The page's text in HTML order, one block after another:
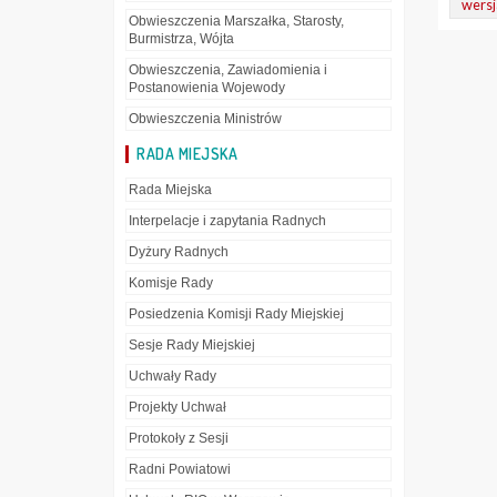
Obwieszczenia Marszałka, Starosty,
Burmistrza, Wójta
Obwieszczenia, Zawiadomienia i
Postanowienia Wojewody
Obwieszczenia Ministrów
RADA MIEJSKA
Rada Miejska
Interpelacje i zapytania Radnych
Dyżury Radnych
Komisje Rady
Posiedzenia Komisji Rady Miejskiej
Sesje Rady Miejskiej
Uchwały Rady
Projekty Uchwał
Protokoły z Sesji
Radni Powiatowi